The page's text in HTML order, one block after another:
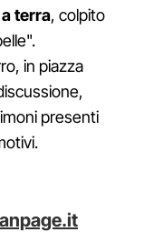
terra, colpito
in piazza
presenti